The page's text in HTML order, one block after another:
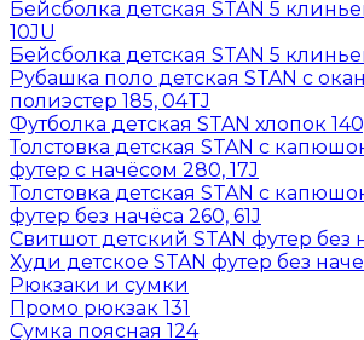
Бейсболка детская STAN 5
10JU
Бейсболка детская STAN 5
Рубашка поло детская STAN с
полиэстер 185, 04TJ
Футболка детская STAN хлопок
Толстовка детская STAN с
футер с начёсом 280, 17J
Толстовка детская STAN с
футер без начёса 260, 61J
Свитшот детский STAN футер без
Худи детское STAN футер без
Рюкзаки и сумки
Промо рюкзак 131
Сумка поясная 124